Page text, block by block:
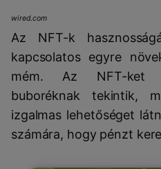
wired.com
Az NFT-k
kapcsolatos egyre
mém. Az NFT-ket
buboréknak tekintik,
izgalmas lehetőséget
számára, hogy pénzt